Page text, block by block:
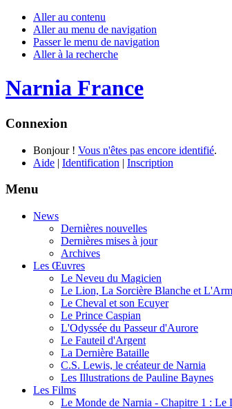
Aller au contenu
Aller au menu de navigation
Passer le menu de navigation
Aller à la recherche
Narnia France
Connexion
Bonjour ! Vous n'êtes pas encore identifié.
Aide | Identification | Inscription
Menu
News
Dernières nouvelles
Dernières mises à jour
Archives
Les Œuvres
Le Neveu du Magicien
Le Lion, La Sorcière Blanche et
Le Cheval et son Ecuyer
Le Prince Caspian
L'Odyssée du Passeur d'Aurore
Le Fauteil d'Argent
La Dernière Bataille
C.S. Lewis, le créateur de Narnia
Les Illustrations de Pauline Baynes
Les Films
Le Monde de Narnia - Chapitre 1 :